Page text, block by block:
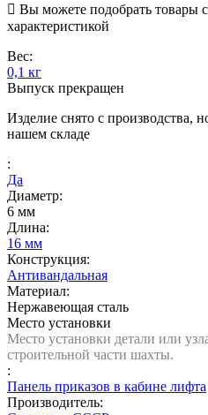
 Вы можете подобрать товары
характеристикой
Вес:
0,1 кг
Выпуск прекращен
Изделие снято с производства,
нашем складе
:
Да
Диаметр:
6 мм
Длина:
16 мм
Конструкция:
Антивандальная
Материал:
Нержавеющая сталь
Место установки
Место установки детали или
строительной части шахты.
:
Панель приказов в кабине лифта
Производитель: